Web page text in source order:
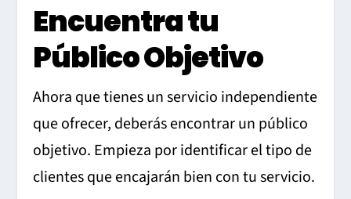
Encuentra tu
Público Objetivo
Ahora que tienes un servicio independiente
que ofrecer, deberás encontrar un público
objetivo. Empieza por identificar el tipo de
clientes que encajarán bien con tu servicio.